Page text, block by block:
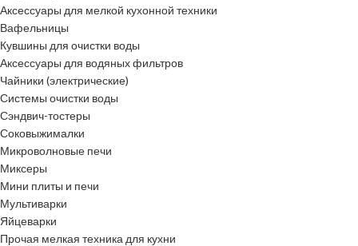
Аксессуары для мелкой кухонной техники
Вафельницы
Кувшины для очистки воды
Аксессуары для водяных фильтров
Чайники (электрические)
Системы очистки воды
Сэндвич-тостеры
Соковыжималки
Микроволновые печи
Миксеры
Мини плиты и печи
Мультиварки
Яйцеварки
Прочая мелкая техника для кухни